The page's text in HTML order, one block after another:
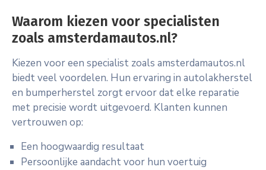
Waarom kiezen voor specialisten
zoals amsterdamautos.nl?
Kiezen voor een specialist zoals amsterdamautos.nl
biedt veel voordelen. Hun ervaring in autolakherstel
en bumperherstel zorgt ervoor dat elke reparatie
met precisie wordt uitgevoerd. Klanten kunnen
vertrouwen op:
Een hoogwaardig resultaat
Persoonlijke aandacht voor hun voertuig